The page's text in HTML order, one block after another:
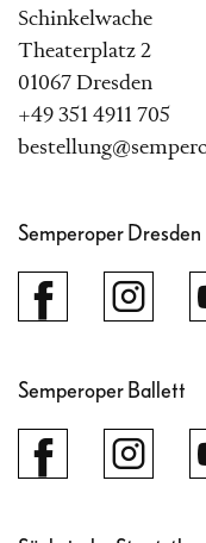
Schinkelwache
Theaterplatz 2
01067 Dresden
+49 351 4911 705
Semperoper Dresden
Semperoper Ballett